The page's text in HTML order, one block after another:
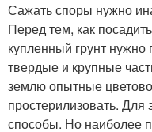
Сажать споры нужно
Перед тем, как
купленный грунт нужно
твердые и крупные
землю опытные
простерилизовать. Для
способы. Но наиболее